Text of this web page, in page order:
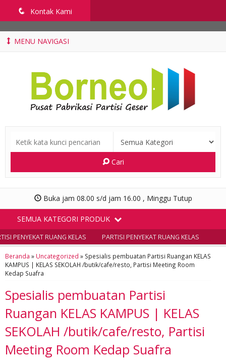
q Kontak Kami
MENU NAVIGASI
Cari
Buka jam 08.00 s/d jam 16.00 , Minggu Tutup
SEMUA KATEGORI PRODUK
PENYEKAT RUANG KELAS PARTISI PENYEKAT RUANG KELAS
Beranda » Uncategorized » Spesialis pembuatan Partisi Ruangan KELAS
KAMPUS | KELAS SEKOLAH /butik/cafe/resto, Partisi Meeting Room
Kedap Suafra
Spesialis pembuatan Partisi
Ruangan KELAS KAMPUS | KELAS
SEKOLAH /butik/cafe/resto, Partisi
Meeting Room Kedap Suafra